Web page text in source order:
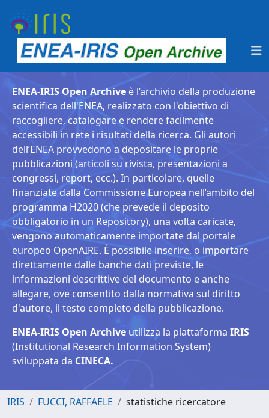
ENEA-IRIS Open Archive è l’archivio della produzione
scientifica dell'ENEA, realizzato con l'obiettivo di
raccogliere, catalogare e rendere facilmente
accessibili in rete i risultati della ricerca. Gli autori
dell’ENEA provvedono a depositare le proprie
pubblicazioni (articoli su rivista, presentazioni a
congressi, report, ecc.). In particolare, quelle
finanziate dalla Commissione Europea nell’ambito del
programma H2020 (che prevede il deposito
obbligatorio in un Repository), una volta caricate,
vengono automaticamente importate dal portale
europeo OpenAIRE. È possibile inserire, o importare
direttamente dalle banche dati previste, le
informazioni descrittive del documento e anche
allegare, ove consentito dalla normativa sul diritto
d'autore, il testo completo della pubblicazione.
ENEA-IRIS Open Archive utilizza la piattaforma IRIS
(Institutional Research Information System)
sviluppata da CINECA.
IRIS FUCCI, RAFFAELE statistiche ricercatore